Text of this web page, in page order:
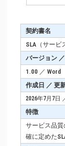
契約書名
SLA（サービ
バージョン
1.00 ／ Word
作成日 ／ 更
2026年7月7日
特徴
サービス品
確に定めた